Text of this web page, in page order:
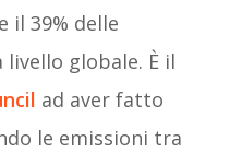
il 39% delle
livello globale. È il
ad aver fatto
le emissioni tra